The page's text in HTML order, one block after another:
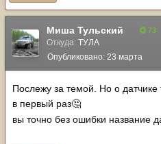
Миша Тульский 73
Откуда: ТУЛА
Опубликовано: 23 марта
Послежу за темой. Но о
в первый раз🤔
вы точно без ошибки название